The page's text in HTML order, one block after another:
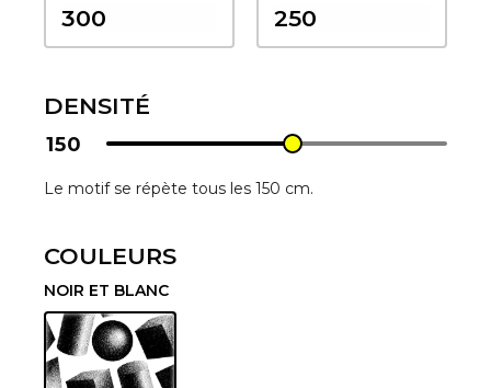
DENSITÉ
150
Le motif se répète tous les 150 cm.
COULEURS
NOIR ET BLANC